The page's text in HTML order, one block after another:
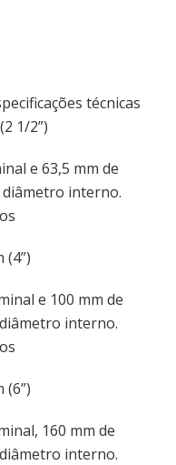
técnicas
1/2”)
e 63,5 mm de
interno.
e 100 mm de
interno.
160 mm de
interno.